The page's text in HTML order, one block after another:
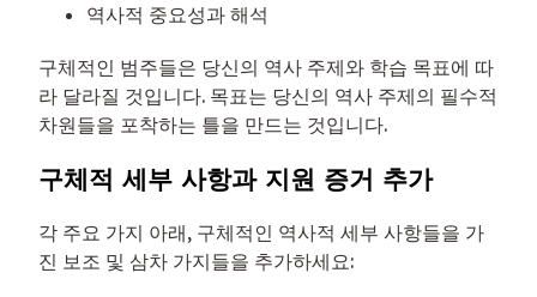
역사적 중요성과 해석
구체적인 범주들은 당신의 역사 주제와 학습 목표에 따
라 달라질 것입니다. 목표는 당신의 역사 주제의 필수적
차원들을 포착하는 틀을 만드는 것입니다.
구체적 세부 사항과 지원 증거 추가
각 주요 가지 아래, 구체적인 역사적 세부 사항들을 가
진 보조 및 삼차 가지들을 추가하세요: